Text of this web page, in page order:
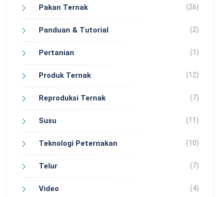
Pakan Ternak (26)
Panduan & Tutorial (2)
Pertanian (1)
Produk Ternak (12)
Reproduksi Ternak (7)
Susu (11)
Teknologi Peternakan (10)
Telur (7)
Video (4)